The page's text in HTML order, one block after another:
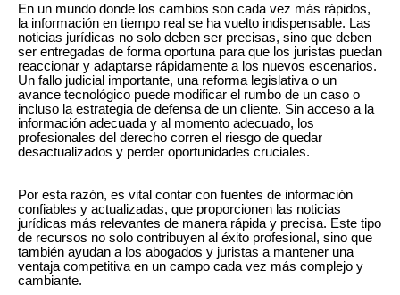
En un mundo donde los cambios son cada vez más rápidos,
la información en tiempo real se ha vuelto indispensable. Las
noticias jurídicas no solo deben ser precisas, sino que deben
ser entregadas de forma oportuna para que los juristas puedan
reaccionar y adaptarse rápidamente a los nuevos escenarios.
Un fallo judicial importante, una reforma legislativa o un
avance tecnológico puede modificar el rumbo de un caso o
incluso la estrategia de defensa de un cliente. Sin acceso a la
información adecuada y al momento adecuado, los
profesionales del derecho corren el riesgo de quedar
desactualizados y perder oportunidades cruciales.
Por esta razón, es vital contar con fuentes de información
confiables y actualizadas, que proporcionen las noticias
jurídicas más relevantes de manera rápida y precisa. Este tipo
de recursos no solo contribuyen al éxito profesional, sino que
también ayudan a los abogados y juristas a mantener una
ventaja competitiva en un campo cada vez más complejo y
cambiante.